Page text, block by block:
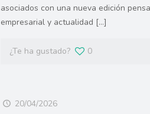
asociados con una nueva edición
empresarial y actualidad […]
¿Te ha gustado? 0
20/04/2026